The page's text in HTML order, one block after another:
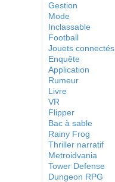
Gestion
Mode
Inclassable
Football
Jouets connectés
Enquête
Application
Rumeur
Livre
VR
Flipper
Bac à sable
Rainy Frog
Thriller narratif
Metroidvania
Tower Defense
Dungeon RPG